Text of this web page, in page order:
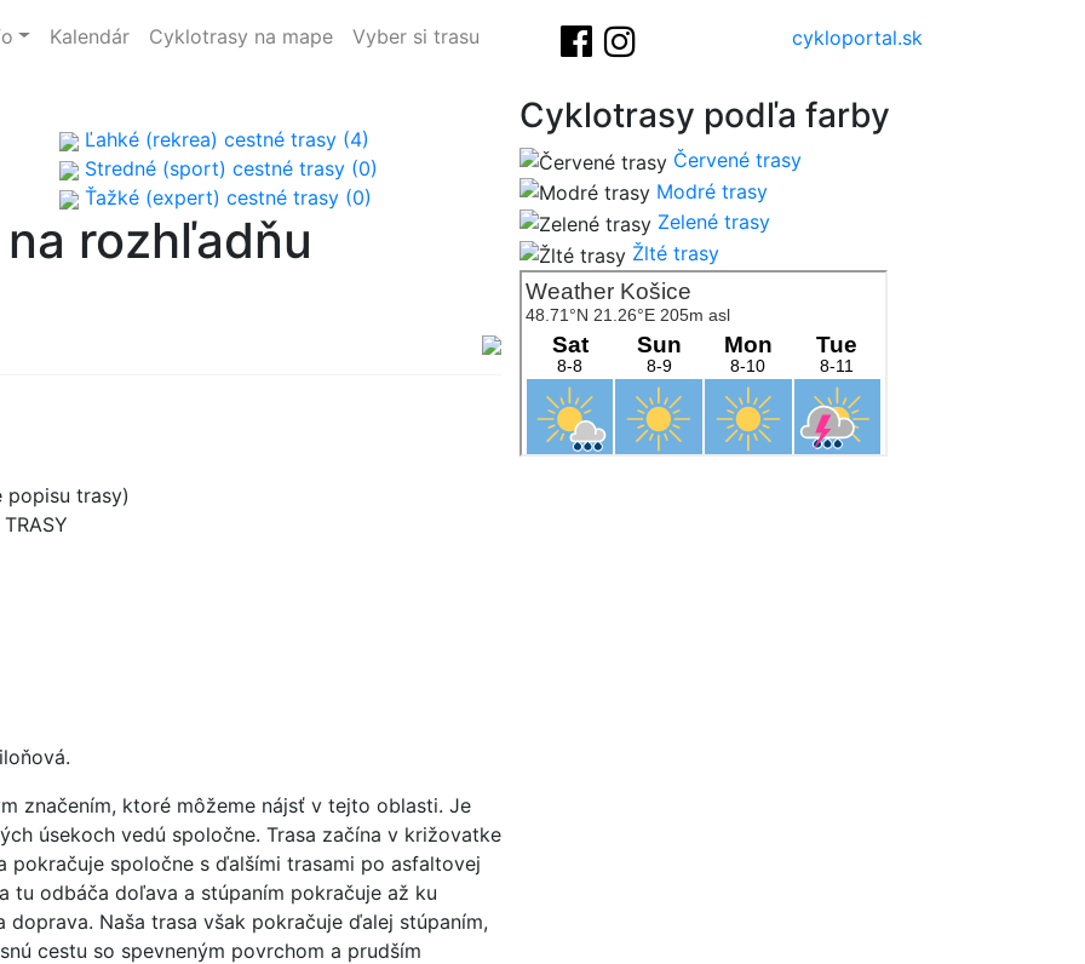
Kalendár Cyklotrasy na mape Vyber si trasu cykloportal.sk
Ľahké (rekrea) cestné trasy (4)
Stredné (sport) cestné trasy (0)
Ťažké (expert) cestné trasy (0)
rozhľadňu
popisu trasy)
značením, ktoré môžeme nájsť v tejto oblasti. Je
úsekoch vedú spoločne. Trasa začína v križovatke
pokračuje spoločne s ďalšími trasami po asfaltovej
tu odbáča doľava a stúpaním pokračuje až ku
Naša trasa však pokračuje ďalej stúpaním,
cestu so spevneným povrchom a prudším
Cyklotrasy podľa farby
Červené trasy
Modré trasy
Zelené trasy
Žlté trasy